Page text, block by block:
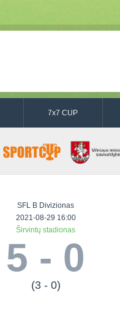
7x7 CUP
SFL B Divizionas
2021-08-29 16:00
Širvintų stadionas
5 - 0
(3 - 0)